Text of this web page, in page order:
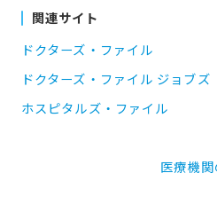
関連サイト
ドクターズ・ファイル
ドクターズ・ファイル ジョブズ
ホスピタルズ・ファイル
医療機